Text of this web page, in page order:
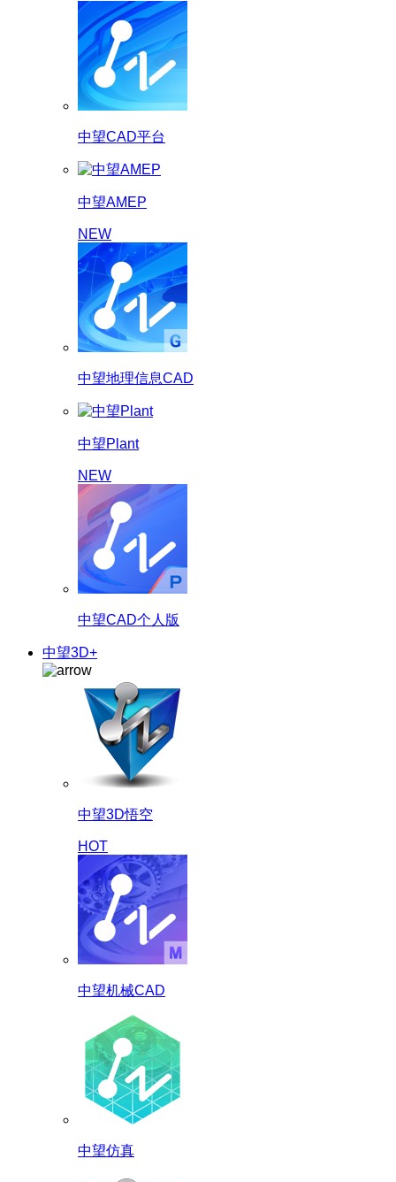
中望CAD平台
中望AMEP
NEW
中望地理信息CAD
中望Plant
NEW
中望CAD个人版
中望3D+
中望3D悟空
HOT
中望机械CAD
中望仿真